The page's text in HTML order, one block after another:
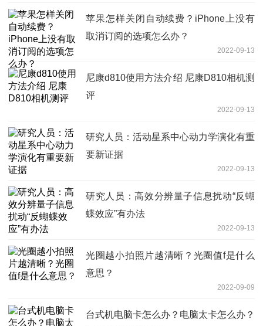
苹果怎样关闭自动续费？iPhone上没有
取消订阅的选项怎么办？
2022-09-13
尼康d810使用方法介绍 尼康D810相机测
评
2022-09-13
研究人员：活动星系中心动力学演化有重
要新证据
2022-09-13
研究人员：高效分辨量子信息扰动“反蝴
蝶效应”有办法
2022-09-13
光圈越小拍照片越清晰？光圈值f是什么
意思？
2022-09-09
台式机电脑卡怎么办？电脑太卡怎么办？